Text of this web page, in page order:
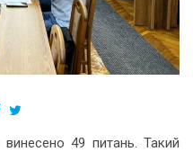
49 питань. Такий